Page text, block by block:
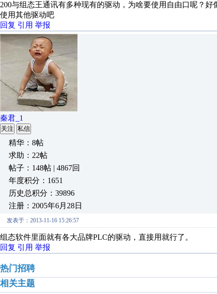
200与组态王通讯有多种现有的驱动，为啥要使用自由口呢？
使用其他驱动吧
回复 引用 举报
秦君_1
关注 私信
精华：8帖
求助：22帖
帖子：148帖 | 4867回
年度积分：1651
历史总积分：39896
注册：2005年6月28日
发表于：2013-11-16 15:26:57
组态软件里面就有各大品牌PLC的驱动，直接用就行了。
回复 引用 举报
热门招聘
相关主题